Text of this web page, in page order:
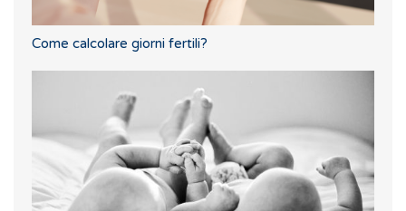
Come calcolare giorni fertili?